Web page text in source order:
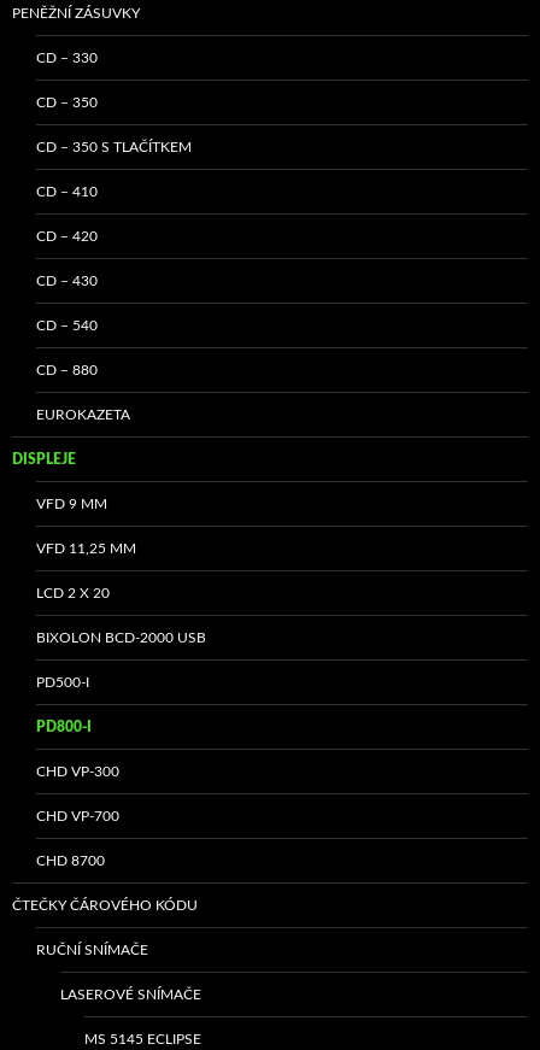
PENĚŽNÍ ZÁSUVKY
CD – 330
CD – 350
CD – 350 S TLAČÍTKEM
CD – 410
CD – 420
CD – 430
CD – 540
CD – 880
EUROKAZETA
DISPLEJE
VFD 9 MM
VFD 11,25 MM
LCD 2 X 20
BIXOLON BCD-2000 USB
PD500-I
PD800-I
CHD VP-300
CHD VP-700
CHD 8700
ČTEČKY ČÁROVÉHO KÓDU
RUČNÍ SNÍMAČE
LASEROVÉ SNÍMAČE
MS 5145 ECLIPSE